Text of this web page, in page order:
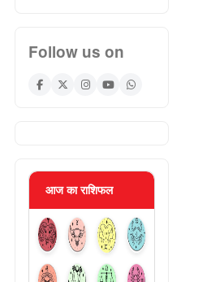
Follow us on
आज का राशिफल